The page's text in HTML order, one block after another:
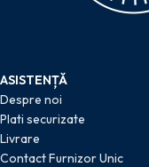
ASISTENȚĂ
Despre noi
Plati securizate
Livrare
Contact Furnizor Unic